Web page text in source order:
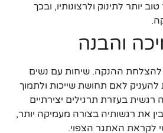
יותר לתינוק ולרצונותיו, ובכך
והבנה
להצלחת ההנקה. שיחות עם נשים
להעניק לאם תחושת שייכות ולתמוך
בעזרת תרגילים יצירתיים
את רגשותיה בצורה מעמיקה יותר,
לקראת האתגר הצפוי.